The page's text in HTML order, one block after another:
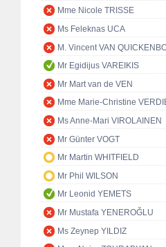
Mme Nicole TRISSE
Ms Feleknas UCA
M. Vincent VAN
Mr Egidijus VAREIKIS
Mr Mart van de VEN
Mme Marie-Christine
Ms Anne-Mari VIROLAINEN
Mr Günter VOGT
Mr Martin WHITFIELD
Mr Phil WILSON
Mr Leonid YEMETS
Mr Mustafa YENEROĞLU
Ms Zeynep YILDIZ